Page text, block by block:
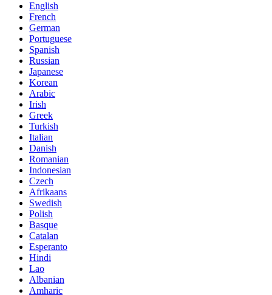
English
French
German
Portuguese
Spanish
Russian
Japanese
Korean
Arabic
Irish
Greek
Turkish
Italian
Danish
Romanian
Indonesian
Czech
Afrikaans
Swedish
Polish
Basque
Catalan
Esperanto
Hindi
Lao
Albanian
Amharic